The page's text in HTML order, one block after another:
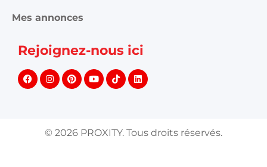
Mes annonces
Rejoignez-nous ici
© 2026 PROXITY. Tous droits réservés.